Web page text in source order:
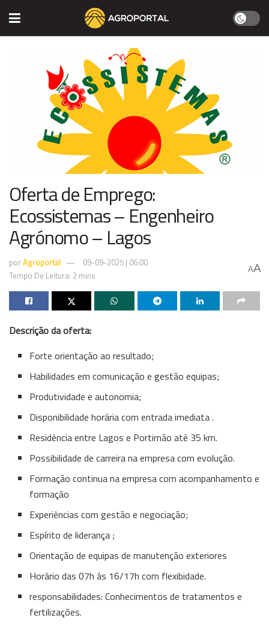
Oferta de Emprego:
Ecossistemas – Engenheiro
Agrónomo – Lagos
porAgroportal
09-09-2025 | 06:00
Tempo De Leitura: 2 mins
AA
Descrição da oferta:
Forte orientação ao resultado;
Habilidades em comunicação e gestão equipas;
Produtividade e autonomia;
Disponibilidade horária com entrada imediata .
Residência entre Lagos e Portimão até 35 km.
Possibilidade de carreira na empresa com evolução.
Formação continua na empresa com acompanhamento e
formação
Experiências com gestão e negociação;
Espírito de liderança ;
Orientação de equipas de manutenção exteriores
Horário das 07h ás 16/17h com flexibidade.
responsabilidades: Conhecimentos de tratamentos e
fertilizações.